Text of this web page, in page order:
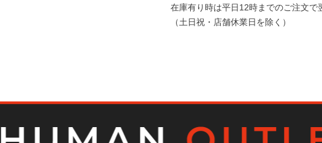
在庫有り時は平日12時までのご注文で
（土日祝・店舗休業日を除く）